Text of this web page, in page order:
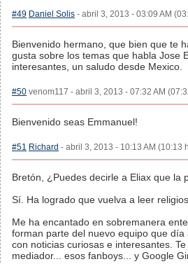
#49 Daniel Solis - abril 3, 2013 - 03:09 AM
Bienvenido hermano, que bien que te
gusta sobre los temas que habla Jose
interesantes, un saludo desde Mexico.
#50 venom117 - abril 3, 2013 - 07:32 AM
Bienvenido seas Emmanuel!
#51 Richard - abril 3, 2013 - 10:13 AM (10:13
Bretón, ¿Puedes decirle a Eliax que la
Sí. Ha logrado que vuelva a leer
Me ha encantado en sobremanera
forman parte del nuevo equipo que
con noticias curiosas e interesantes.
mediador... esos fanboys... y Google